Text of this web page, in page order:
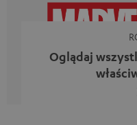
jednocześnie dać coś
Oglądaj